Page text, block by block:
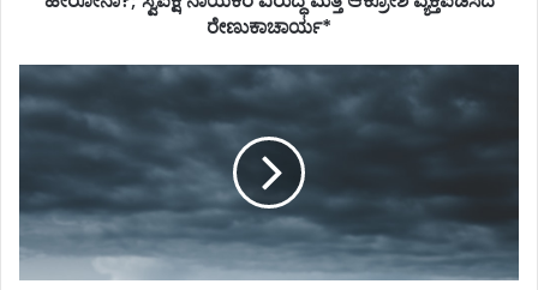
ರೇಣುಕಾಚಾರ್ಯ*
ರೇಣುಕಾಚಾರ್ಯ*
*ಪತ್ನಿ,
ಮಗನನ್ನು
ಉದ್ಯಮಿ*